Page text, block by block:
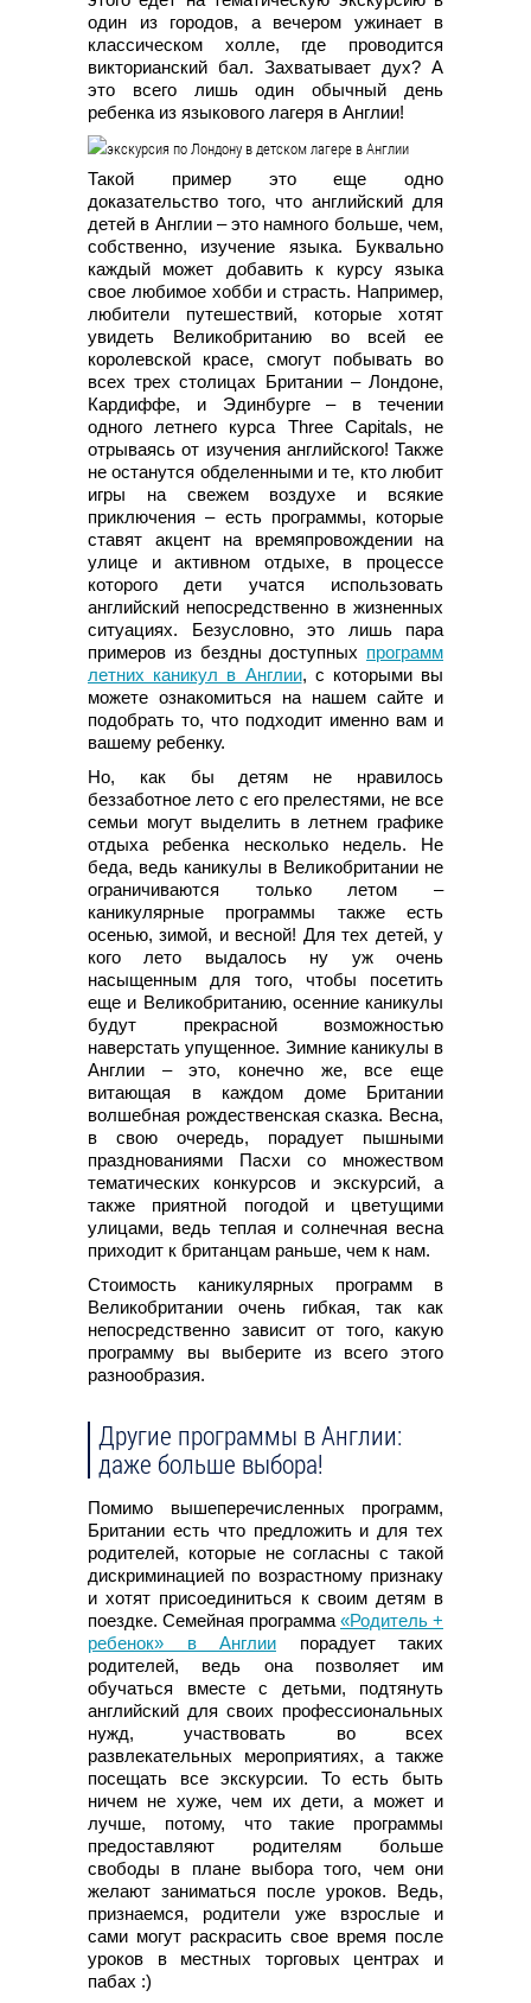
один из городов, а вечером ужинает в
классическом холле, где проводится
викторианский бал. Захватывает дух? А
это всего лишь один обычный день
ребенка из языкового лагеря в Англии!
Такой пример это еще одно
доказательство того, что английский для
детей в Англии – это намного больше, чем,
собственно, изучение языка. Буквально
каждый может добавить к курсу языка
свое любимое хобби и страсть. Например,
любители путешествий, которые хотят
увидеть Великобританию во всей ее
королевской красе, смогут побывать во
всех трех столицах Британии – Лондоне,
Кардиффе, и Эдинбурге – в течении
одного летнего курса Three Capitals, не
отрываясь от изучения английского! Также
не останутся обделенными и те, кто любит
игры на свежем воздухе и всякие
приключения – есть программы, которые
ставят акцент на времяпровождении на
улице и активном отдыхе, в процессе
которого дети учатся использовать
английский непосредственно в жизненных
ситуациях. Безусловно, это лишь пара
примеров из бездны доступных программ
летних каникул в Англии, с которыми вы
можете ознакомиться на нашем сайте и
подобрать то, что подходит именно вам и
вашему ребенку.
Но, как бы детям не нравилось
беззаботное лето с его прелестями, не все
семьи могут выделить в летнем графике
отдыха ребенка несколько недель. Не
беда, ведь каникулы в Великобритании не
ограничиваются только летом –
каникулярные программы также есть
осенью, зимой, и весной! Для тех детей, у
кого лето выдалось ну уж очень
насыщенным для того, чтобы посетить
еще и Великобританию, осенние каникулы
будут прекрасной возможностью
наверстать упущенное. Зимние каникулы в
Англии – это, конечно же, все еще
витающая в каждом доме Британии
волшебная рождественская сказка. Весна,
в свою очередь, порадует пышными
празднованиями Пасхи со множеством
тематических конкурсов и экскурсий, а
также приятной погодой и цветущими
улицами, ведь теплая и солнечная весна
приходит к британцам раньше, чем к нам.
Стоимость каникулярных программ в
Великобритании очень гибкая, так как
непосредственно зависит от того, какую
программу вы выберите из всего этого
разнообразия.
Другие программы в Англии:
даже больше выбора!
Помимо вышеперечисленных программ,
Британии есть что предложить и для тех
родителей, которые не согласны с такой
дискриминацией по возрастному признаку
и хотят присоединиться к своим детям в
поездке. Семейная программа «Родитель +
ребенок» в Англии порадует таких
родителей, ведь она позволяет им
обучаться вместе с детьми, подтянуть
английский для своих профессиональных
нужд, участвовать во всех
развлекательных мероприятиях, а также
посещать все экскурсии. То есть быть
ничем не хуже, чем их дети, а может и
лучше, потому, что такие программы
предоставляют родителям больше
свободы в плане выбора того, чем они
желают заниматься после уроков. Ведь,
признаемся, родители уже взрослые и
сами могут раскрасить свое время после
уроков в местных торговых центрах и
пабах :)